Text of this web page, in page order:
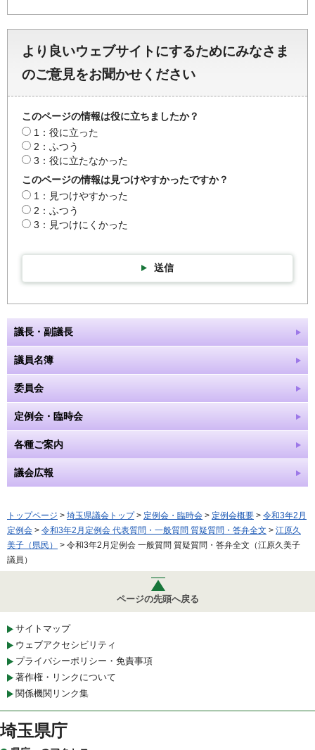
より良いウェブサイトにするためにみなさま
のご意見をお聞かせください
このページの情報は役に立ちましたか？
1：役に立った
2：ふつう
3：役に立たなかった
このページの情報は見つけやすかったですか？
1：見つけやすかった
2：ふつう
3：見つけにくかった
送信
議長・副議長
議員名簿
委員会
定例会・臨時会
各種ご案内
議会広報
トップページ > 埼玉県議会トップ> 定例会・臨時会 > 定例会概要 > 令和3年2月
定例会 > 令和3年2月定例会 代表質問・一般質問 質疑質問・答弁全文 > 江原久
美子（県民）
> 令和3年2月定例会 一般質問 質疑質問・答弁全文（江原久美子
議員）
ページの先頭へ戻る
サイトマップ
ウェブアクセシビリティ
プライバシーポリシー・免責事項
著作権・リンクについて
関係機関リンク集
埼玉県庁